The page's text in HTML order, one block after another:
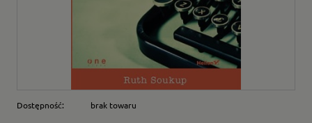
Dostępność: brak towaru